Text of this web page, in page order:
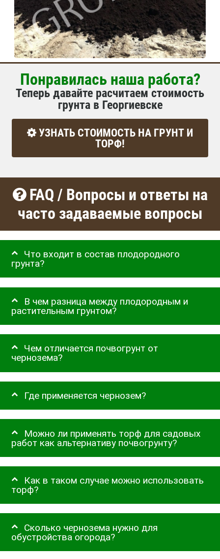
Понравилась наша работа?
Теперь давайте расчитаем стоимость
грунта в Георгиевске
УЗНАТЬ СТОИМОСТЬ НА ГРУНТ И
ТОРФ!
FAQ / Вопросы и ответы на
часто задаваемые вопросы
Что входит в состав плодородного
грунта?
В чем разница между плодородным и
растительным грунтом?
Чем отличается почвогрунт от
чернозема?
Где применяется чернозем?
Можно ли применять торф для садовых
работ как альтернативу почвогрунту?
Как в таком случае можно использовать
торф?
Сколько чернозема нужно для
обустройства огорода?